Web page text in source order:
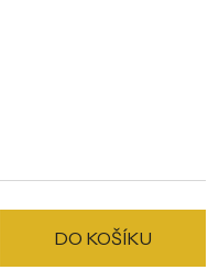
DO KOŠÍKU